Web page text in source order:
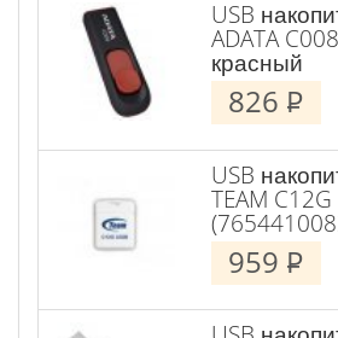
USB
ADATA
красный
826 P
USB
TEAM
959 P